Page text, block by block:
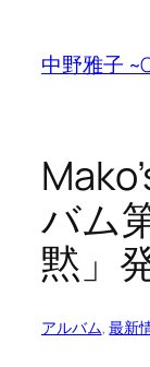
content
中野雅子
バム
黙」
アルバム, 最新